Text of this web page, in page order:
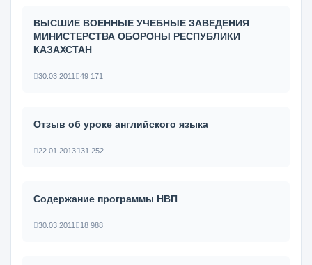
ВЫСШИЕ ВОЕННЫЕ УЧЕБНЫЕ ЗАВЕДЕНИЯ
МИНИСТЕРСТВА ОБОРОНЫ РЕСПУБЛИКИ
КАЗАХСТАН
30.03.2011 49 171
Отзыв об уроке английского языка
22.01.2013 31 252
Содержание программы НВП
30.03.2011 18 988